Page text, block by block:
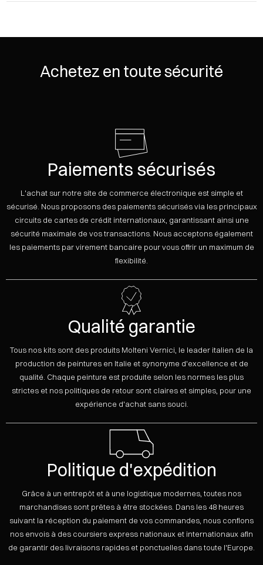
Achetez en toute sécurité
Paiements sécurisés
L'achat sur notre site de commerce électronique est simple et
sécurisé. Nous proposons des paiements sécurisés via les principaux
circuits de cartes de crédit internationaux, garantissant ainsi une
sécurité maximale de vos transactions. Nous acceptons également
les paiements par virement bancaire pour vous offrir un maximum de
flexibilité.
Qualité garantie
Tous nos kits sont des produits Molteni Vernici, le leader italien de la
production de peintures en Italie et synonyme d'excellence et de
qualité. Chaque peinture est produite selon les normes les plus
strictes et nos politiques de retour sont claires et simples, pour une
expérience d'achat sans souci.
Politique d'expédition
Grâce à un entrepôt et à une logistique modernes, toutes nos
marchandises sont prêtes à être stockées. Dans les 48 heures
suivant la réception du paiement de vos commandes, nous confions
nos envois à des coursiers express nationaux et internationaux afin
de garantir des livraisons rapides et ponctuelles dans toute l'Europe.